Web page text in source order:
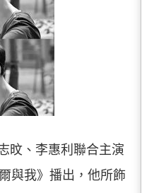
旼、李惠利聯合主演
與我》播出，他所飾